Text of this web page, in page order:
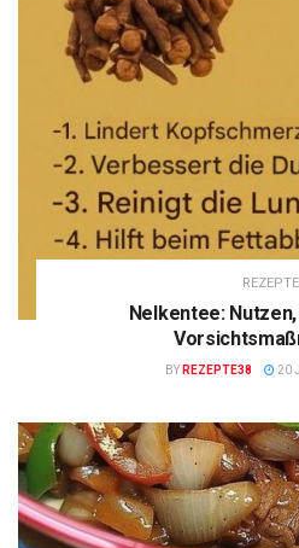
REZEPTE
Nelkentee:
BY REZEPTE38 20